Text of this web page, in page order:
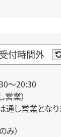
受付時間外
～20:30
業）
し営業となり
み）